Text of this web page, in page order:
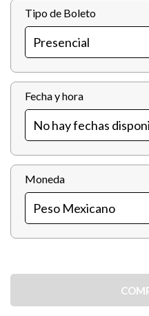
Tipo de Boleto
Fecha y hora
Moneda